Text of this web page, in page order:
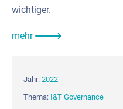
wichtiger.
mehr
Jahr: 2022
Thema: I&T Governance